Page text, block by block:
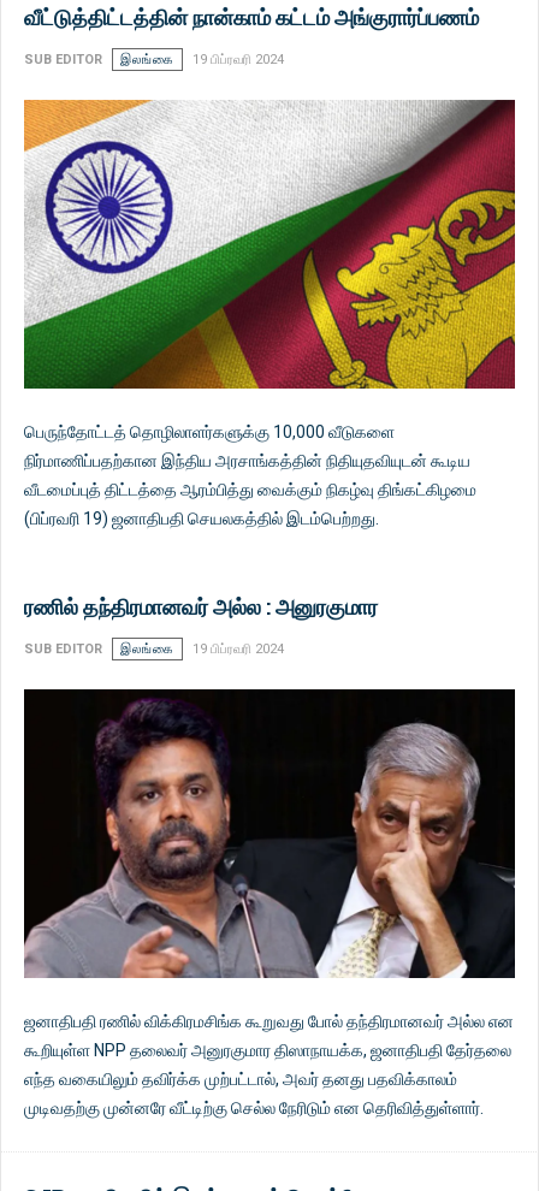
வீட்டுத்திட்டத்தின் நான்காம் கட்டம் அங்குரார்ப்பணம்
SUB EDITOR இலங்கை 19 பிப்ரவரி 2024
பெருந்தோட்டத் தொழிலாளர்களுக்கு 10,000 வீடுகளை
நிர்மாணிப்பதற்கான இந்திய அரசாங்கத்தின் நிதியுதவியுடன் கூடிய
வீடமைப்புத் திட்டத்தை ஆரம்பித்து வைக்கும் நிகழ்வு திங்கட்கிழமை
(பிப்ரவரி 19) ஜனாதிபதி செயலகத்தில் இடம்பெற்றது.
ரணில் தந்திரமானவர் அல்ல : அனுரகுமார
SUB EDITOR இலங்கை 19 பிப்ரவரி 2024
ஜனாதிபதி ரணில் விக்கிரமசிங்க கூறுவது போல் தந்திரமானவர் அல்ல என
கூறியுள்ள NPP தலைவர் அனுரகுமார திஸாநாயக்க, ஜனாதிபதி தேர்தலை
எந்த வகையிலும் தவிர்க்க முற்பட்டால், அவர் தனது பதவிக்காலம்
முடிவதற்கு முன்னரே வீட்டிற்கு செல்ல நேரிடும் என தெரிவித்துள்ளார்.